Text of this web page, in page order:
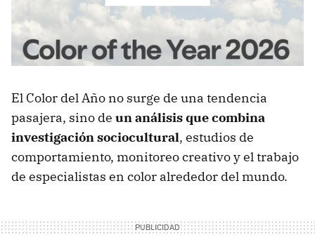
El Color del Año no surge de una tendencia
pasajera, sino de un análisis que combina
investigación sociocultural, estudios de
comportamiento, monitoreo creativo y el trabajo
de especialistas en color alrededor del mundo.